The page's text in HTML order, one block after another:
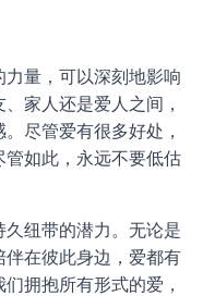
量，可以深刻地影响
家人还是爱人之间，
尽管爱有很多好处，
如此，永远不要低估
纽带的潜力。无论是
在彼此身边，爱都有
拥抱所有形式的爱，